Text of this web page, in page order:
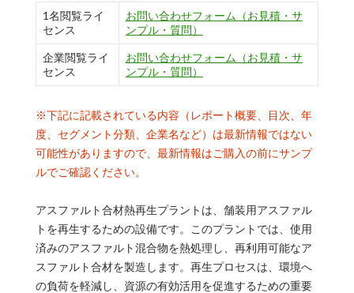
1名閲覧ライ
センス
お問い合わせフォーム（お見積・サ
ンプル・質問）
企業閲覧ライ
センス
お問い合わせフォーム（お見積・サ
ンプル・質問）
※下記に記載されている内容（レポート概要、目次、年
度、セグメント分類、企業名など）は最新情報ではない
可能性がありますので、最新情報はご購入の前にサンプ
ルでご確認ください。
アスファルト合材熱再生プラントは、舗装用アスファル
トを再生するための設備です。このプラントでは、使用
済みのアスファルト混合物を熱処理し、再利用可能なア
スファルト合材を製造します。再生プロセスは、環境へ
の負荷を軽減し、資源の有効活用を促進するための重要